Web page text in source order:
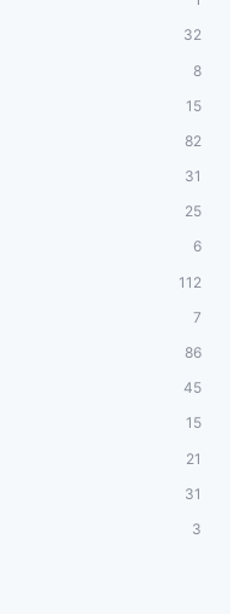
32
8
15
82
31
25
6
112
7
86
45
15
21
31
3